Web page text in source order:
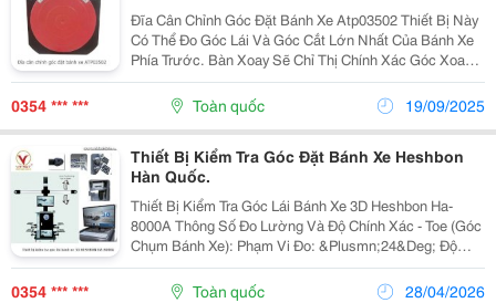
Đĩa Cân Chỉnh Góc Đặt Bánh Xe Atp03502 Thiết Bị Này
Có Thể Đo Góc Lái Và Góc Cắt Lớn Nhất Của Bánh Xe
Phía Trước. Bàn Xoay Sẽ Chỉ Thị Chính Xác Góc Xoay
Của Bánh Xe Phù Hợp Hầu Hết Với Các Loại Xe Du
Lịch, Xe Tải, Xe Buýt,&Hellip; &Ndash; Góc...
0354 *** *** Toàn quốc 19/09/2025
Thiết Bị Kiểm Tra Góc Đặt Bánh Xe Heshbon
Hàn Quốc.
Thiết Bị Kiểm Tra Góc Lái Bánh Xe 3D Heshbon Ha-
8000A Thông Số Đo Lường Và Độ Chính Xác - Toe (Góc
Chụm Bánh Xe): Phạm Vi Đo: &Plusmn;24&Deg; Độ
Chính Xác: &Plusmn;0.02&Deg; - Camber (Góc Nghiêng
Bánh Xe): Phạm Vi Đo: &Plusmn;10&Deg; ...
0354 *** *** Toàn quốc 28/04/2026